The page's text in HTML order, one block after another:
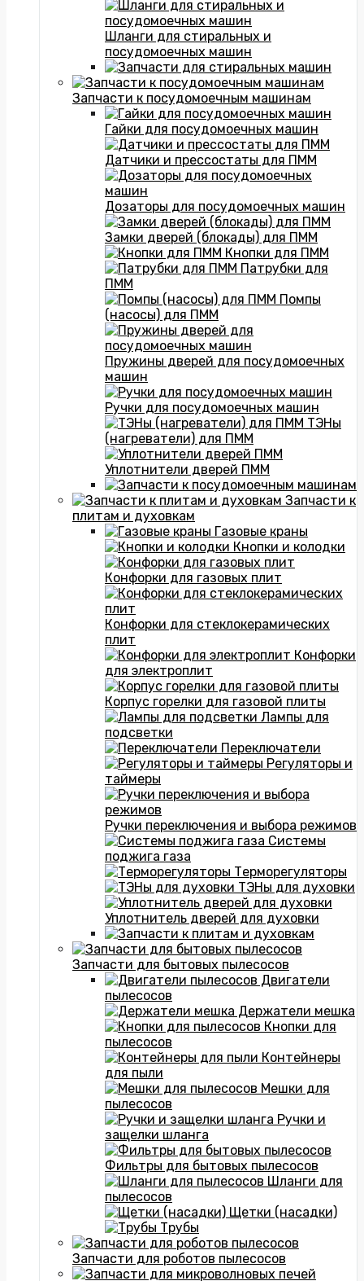
Шланги для стиральных и
посудомоечных машин
Запчасти к посудомоечным машинам
Гайки для посудомоечных машин
Датчики и прессостаты для ПММ
Дозаторы для посудомоечных машин
Замки дверей (блокады) для ПММ
Кнопки для ПММ
Патрубки для
ПММ
Помпы
(насосы) для ПММ
Пружины дверей для посудомоечных
машин
Ручки для посудомоечных машин
ТЭНы
(нагреватели) для ПММ
Уплотнители дверей ПММ
Запчасти к
плитам и духовкам
Газовые краны
Кнопки и колодки
Конфорки для газовых плит
Конфорки для стеклокерамических
плит
Конфорки
для электроплит
Корпус горелки для газовой плиты
Лампы для
подсветки
Переключатели
Регуляторы и
таймеры
Ручки переключения и выбора режимов
Системы
поджига газа
Терморегуляторы
ТЭНы для духовки
Уплотнитель дверей для духовки
Запчасти для бытовых пылесосов
Двигатели
пылесосов
Держатели мешка
Кнопки для
пылесосов
Контейнеры
для пыли
Мешки для
пылесосов
Ручки и
защелки шланга
Фильтры для бытовых пылесосов
Шланги для
пылесосов
Щетки (насадки)
Трубы
Запчасти для роботов пылесосов